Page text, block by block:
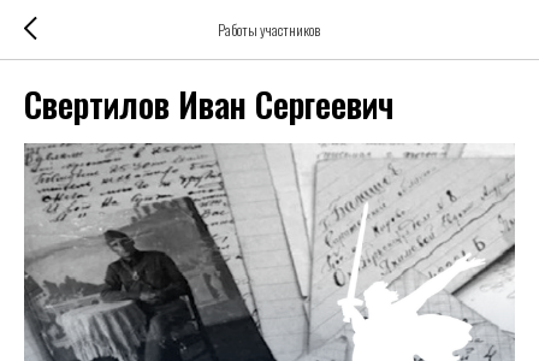
Работы участников
Свертилов Иван Сергеевич